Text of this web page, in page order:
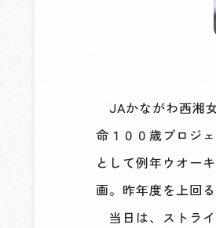
JAかながわ西湘
命１００歳プロジ
として例年ウオー
画。昨年度を上回
当日は、ストラ